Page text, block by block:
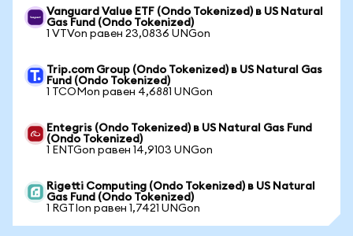
Vanguard Value ETF (Ondo Tokenized) в US Natural
Gas Fund (Ondo Tokenized)
1 VTVon равен 23,0836 UNGon
Trip.com Group (Ondo Tokenized) в US Natural Gas
Fund (Ondo Tokenized)
1 TCOMon равен 4,6881 UNGon
Entegris (Ondo Tokenized) в US Natural Gas Fund
(Ondo Tokenized)
1 ENTGon равен 14,9103 UNGon
Rigetti Computing (Ondo Tokenized) в US Natural
Gas Fund (Ondo Tokenized)
1 RGTIon равен 1,7421 UNGon